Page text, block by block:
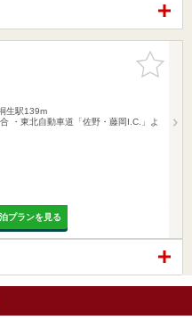
お気に入
りに追加
生駅139m
・東北自動車道「佐野・藤岡I.C.」よ
プランを見る